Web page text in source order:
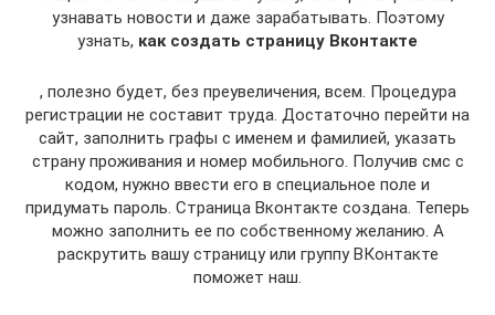
узнавать новости и даже зарабатывать. Поэтому
узнать, как создать страницу Вконтакте
, полезно будет, без преувеличения, всем. Процедура
регистрации не составит труда. Достаточно перейти на
сайт, заполнить графы с именем и фамилией, указать
страну проживания и номер мобильного. Получив смс с
кодом, нужно ввести его в специальное поле и
придумать пароль. Страница Вконтакте создана. Теперь
можно заполнить ее по собственному желанию. А
раскрутить вашу страницу или группу ВКонтакте
поможет наш.